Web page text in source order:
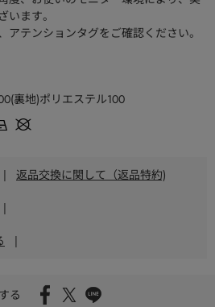
ます。
テンションタグをご確認ください。
裏地)ポリエステル100
| 返品交換に関して（返品特約)
|
|
る